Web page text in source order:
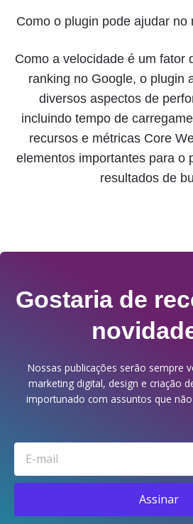
Como o plugin pode ajudar no
Como a velocidade é um fator
ranking no Google, o plugin
diversos aspectos de
incluindo tempo de
recursos e métricas Core
elementos importantes para o
resultados de
Gostaria de
Nossas publicações serão sempre
marketing digital, design e criação
importunado com assuntos que
Email
Assinar